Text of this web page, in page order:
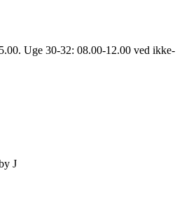
Uge 30-32: 08.00-12.00 ved ikke-
J